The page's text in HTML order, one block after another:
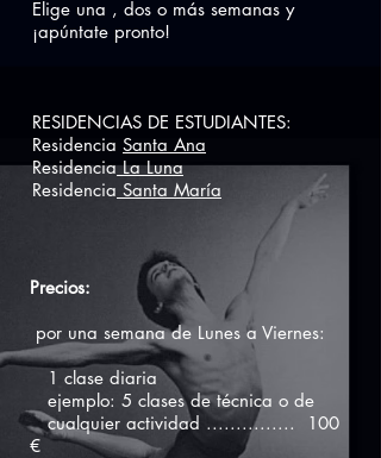
Elige una , dos o más semanas y
¡apúntate pronto!
RESIDENCIAS DE ESTUDIANTES:
Residencia Santa Ana
ResidenciaLa Luna
Residencia Santa María
Precios:
por una semana de Lunes a Viernes:
1 clase diaria
ejemplo: 5 clases de técnica o de
cualquier actividad ............... 100
€